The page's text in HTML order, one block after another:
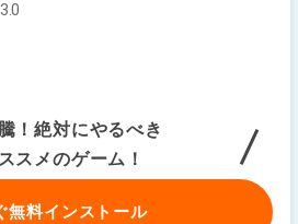
！絶対にやるべき
スメのゲーム！
無料インストール